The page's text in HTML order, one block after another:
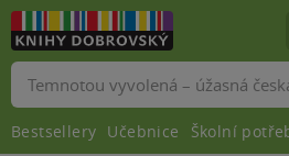
Vyhledávání
Bestsellery Učebnice Školní